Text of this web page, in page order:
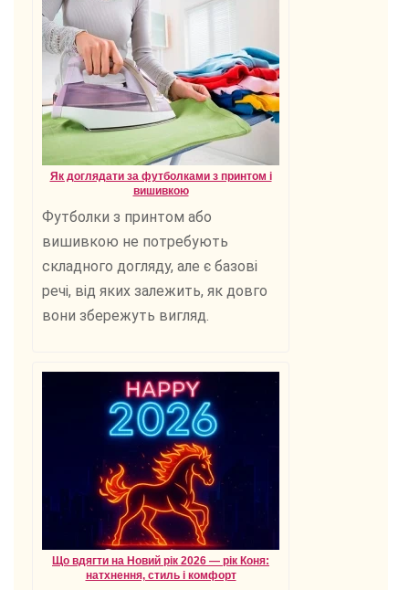
Як доглядати за футболками з принтом і
вишивкою
Футболки з принтом або
вишивкою не потребують
складного догляду, але є базові
речі, від яких залежить, як довго
вони збережуть вигляд.
Що вдягти на Новий рік 2026 — рік Коня:
натхнення, стиль і комфорт